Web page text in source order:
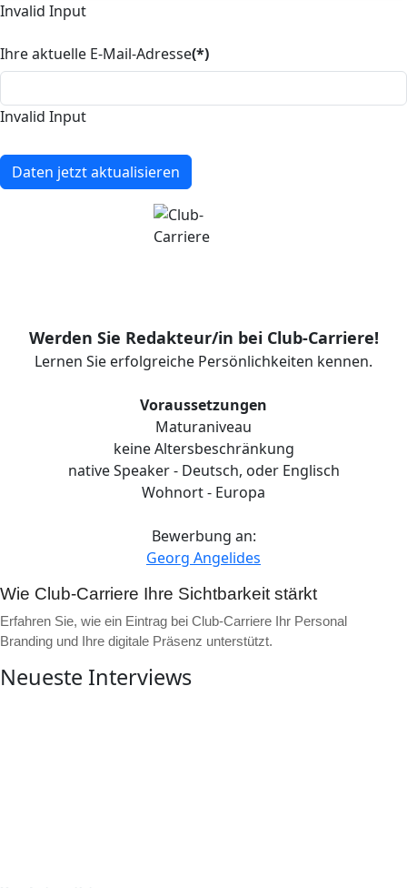
Invalid Input
Ihre aktuelle E-Mail-Adresse(*)
Invalid Input
Daten jetzt aktualisieren
Werden Sie Redakteur/in bei Club-Carriere!
Lernen Sie erfolgreiche Persönlichkeiten kennen.
Voraussetzungen
Maturaniveau
keine Altersbeschränkung
native Speaker - Deutsch, oder Englisch
Wohnort - Europa
Bewerbung an:
Georg Angelides
Wie Club-Carriere Ihre Sichtbarkeit stärkt
Erfahren Sie, wie ein Eintrag bei Club-Carriere Ihr Personal
Branding und Ihre digitale Präsenz unterstützt.
▶
Neueste Interviews